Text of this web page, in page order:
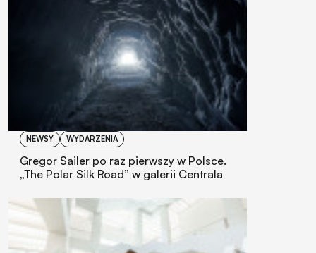
NEWSY WYDARZENIA
Gregor Sailer po raz pierwszy w Polsce.
„The Polar Silk Road” w galerii Centrala